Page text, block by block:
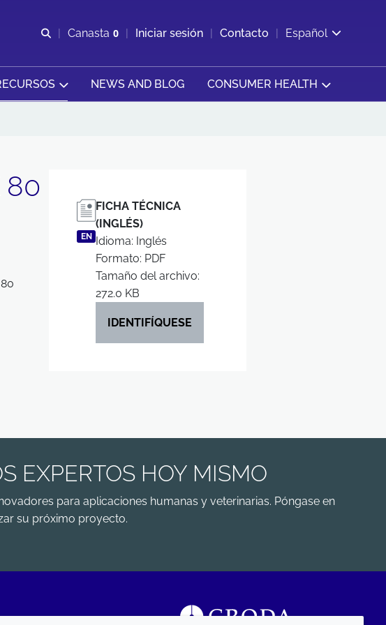
Abrir b&#250;squeda
Canasta 0
Ver carrito
Iniciar sesión Contacto Español
NEWS AND BLOG CONSUMER HEALTH
80
EN
FICHA TÉCNICA
(INGLÉS)
Idioma: Inglés
Formato: PDF
Tamaño del archivo:
272.0 KB
IDENTIFÍQUESE
EXPERTOS HOY MISMO
para aplicaciones humanas y veterinarias. Póngase en
su próximo proyecto.